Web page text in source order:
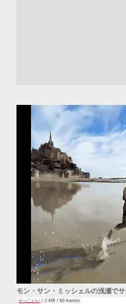
モン・サン・ミッシェルの浅瀬で
かっこいい / 2 MB / 60 frames